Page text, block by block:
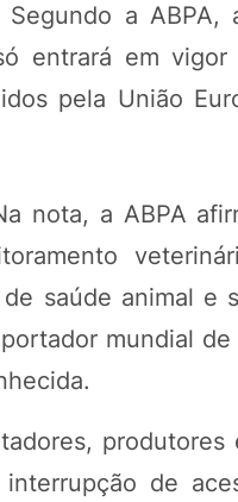
a ABPA,
entrará em
pela União
nota, a ABPA
saúde animal e
mundial
produtores
de